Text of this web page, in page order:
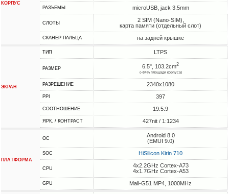
КОРПУС
РАЗЪЕМЫ microUSB, jack 3.5mm
СЛОТЫ
2 SIM (Nano-SIM),
карта памяти (отдельный слот)
СКАНЕР ПАЛЬЦА на задней крышке
ЭКРАН
ТИП LTPS
РАЗМЕР 6.5", 103.2cm2
(~84% площади корпуса)
РАЗРЕШЕНИЕ 2340x1080
PPI 397
СООТНОШЕНИЕ 19.5:9
ЯРК. / КОНТРАСТ 427nit / 1:1234
ПЛАТФОРМА
ОС
Android 8.0
(EMUI 9.0)
SOC HiSilicon Kirin 710
CPU
4x2.2GHz Cortex-A73
4x1.7GHz Cortex-A53
GPU Mali-G51 MP4, 1000MHz